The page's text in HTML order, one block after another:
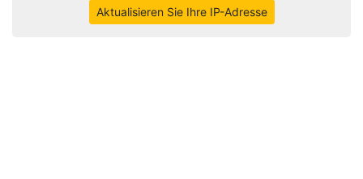
Aktualisieren Sie Ihre IP-Adresse